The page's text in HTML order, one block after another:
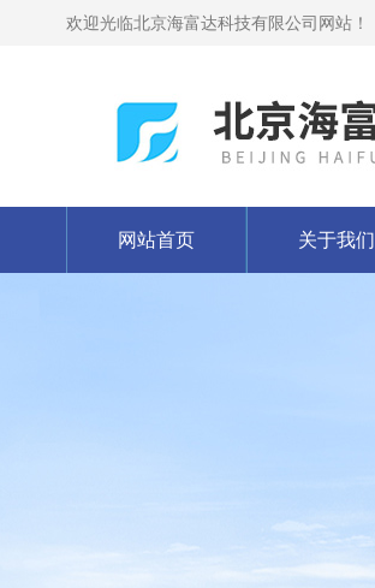
欢迎光临北京海富达科技有限公司网站！
网站首页 关于我们